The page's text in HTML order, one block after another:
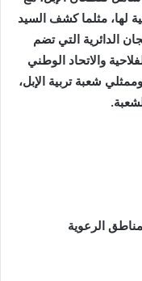
لها، مثلما كشف السيد
الدائرية التي تضم
والاتحاد الوطني
شعبة تربية الإبل،
الرعوية